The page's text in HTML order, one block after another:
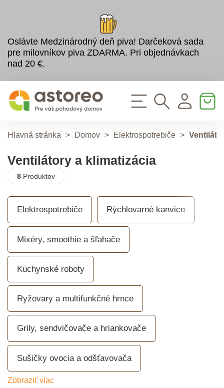
Oslávte Medzinárodný deň piva! Darčeková sada
pre milovníkov piva ZDARMA. Pri objednávkach
nad 20 €.
Hlavná stránka > Domov > Elektrospotrebiče >
Ventilátory a klimatizácia
8Produktov
Elektrospotrebiče Rýchlovarné kanvice
Mixéry, smoothie a šľahače
Kuchynské roboty
Ryžovary a multifunkčné hrnce
Grily, sendvičovače a hriankovače
Sušičky ovocia a odšťavovača
Zobraziť viac